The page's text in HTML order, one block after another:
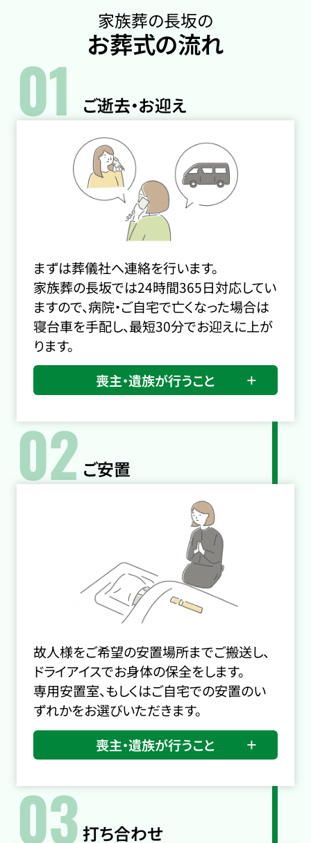
家族葬の長坂の
お葬式の流れ
01 ご逝去・お迎え
まずは葬儀社へ連絡を行います。
家族葬の長坂では24時間365日対応してい
ますので、病院・ご自宅で亡くなった場合は
寝台車を手配し、最短30分でお迎えに上が
ります。
喪主・遺族が行うこと
02 ご安置
故人様をご希望の安置場所までご搬送し、
ドライアイスでお身体の保全をします。
専用安置室、もしくはご自宅での安置のい
ずれかをお選びいただきます。
喪主・遺族が行うこと
03 打ち合わせ